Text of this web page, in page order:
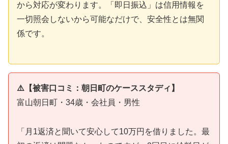
から対応が変わります。「即日振込」は信用情報を
一切照会しないから可能なだけで、安全性とは無関
係です。
⚠️【被害口コミ：朝日町のケーススタディ】
富山朝日町・34歳・会社員・男性
「月1返済と聞いて安心して10万円を借りました。最